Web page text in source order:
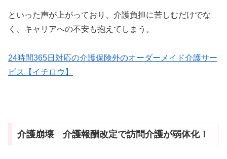
といった声が上がっており、介護負担に苦しむだけでな
く、キャリアへの不安も抱えてしまう。
24時間365日対応の介護保険外のオーダーメイド介護サー
ビス【イチロウ】
介護崩壊 介護報酬改定で訪問介護が弱体化！